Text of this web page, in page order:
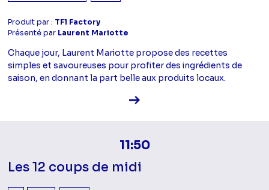
Produit par : TF1 Factory
Présenté par Laurent Mariotte
Chaque jour, Laurent Mariotte propose des recettes
simples et savoureuses pour profiter des ingrédients de
saison, en donnant la part belle aux produits locaux.
Voir la fiche diffusion
11:50
Les 12 coups de midi